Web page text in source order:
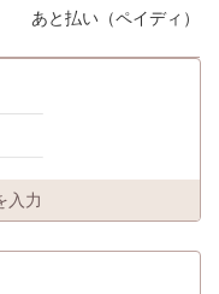
あと払い（ペイディ）
入力